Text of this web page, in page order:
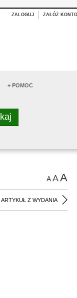
ZALOGUJ ZAŁÓŻ KONTO
+ POMOC
AAA
Z WYDANIA